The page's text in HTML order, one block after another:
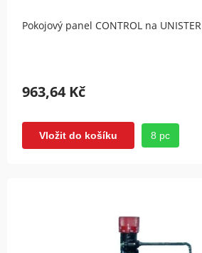
Pokojový panel CONTROL na UNISTER
963,64 Kč
Vložit do košíku 8 pc